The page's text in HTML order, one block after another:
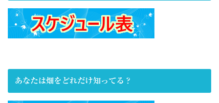
あなたは畑をどれだけ知ってる？